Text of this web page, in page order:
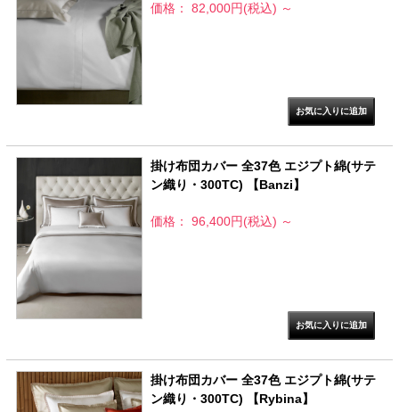
価格： 82,000円(税込) ～
掛け布団カバー 全37色 エジプト綿(サテ
ン織り・300TC) 【Banzi】
価格： 96,400円(税込) ～
掛け布団カバー 全37色 エジプト綿(サテ
ン織り・300TC) 【Rybina】